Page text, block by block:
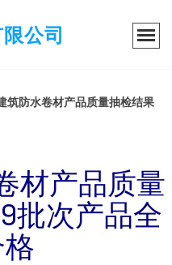
公司
筑防水卷材产品质量抽检结果
材产品质量
批次产品全